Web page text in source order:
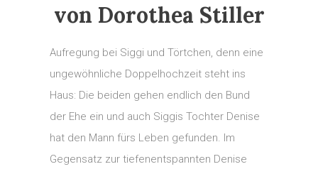
von Dorothea Stiller
Aufregung bei Siggi und Törtchen, denn eine
ungewöhnliche Doppelhochzeit steht ins
Haus: Die beiden gehen endlich den Bund
der Ehe ein und auch Siggis Tochter Denise
hat den Mann fürs Leben gefunden. Im
Gegensatz zur tiefenentspannten Denise